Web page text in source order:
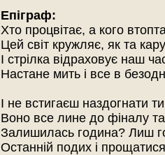
Епіграф:
Хто процвітає, а кого
Цей світ кружляє, як та
І стрілка відраховує наш
Настане мить і все в
І не встигаєш наздогнати
Воно все лине до фіналу
Залишилась година? Лиш
Останній подих і